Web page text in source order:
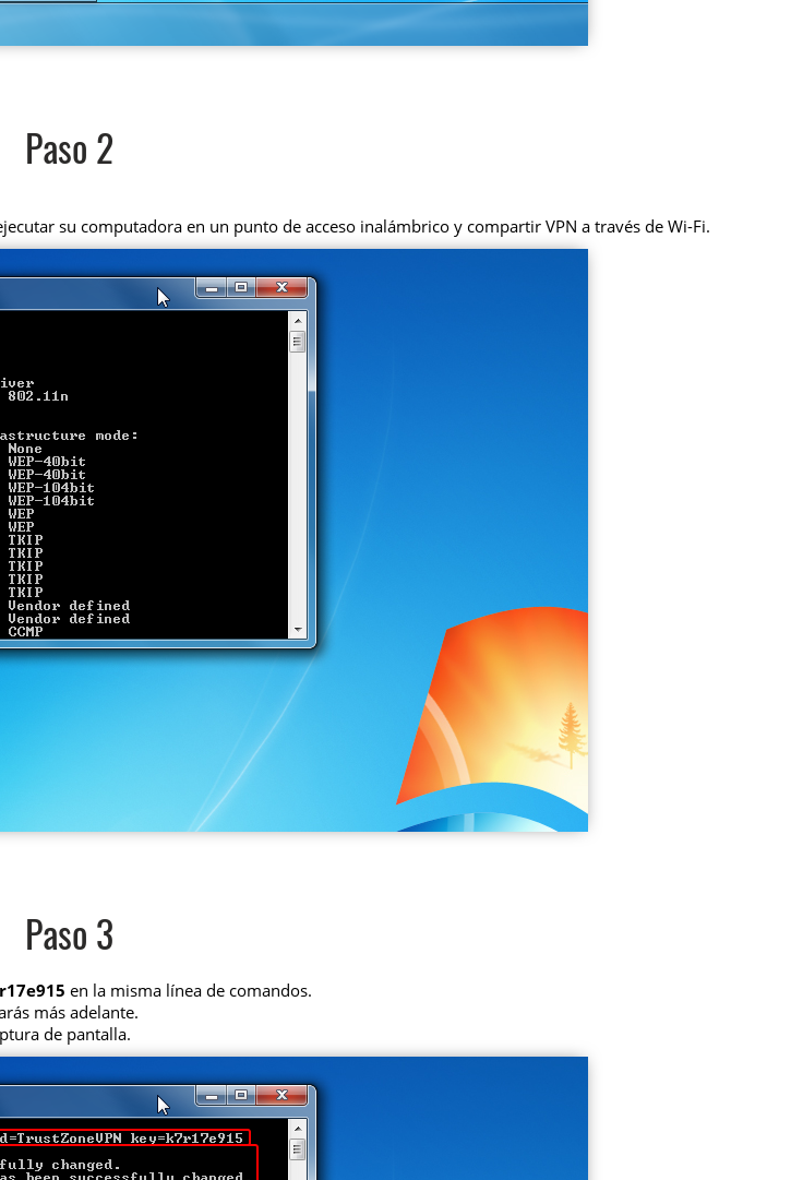
Paso 2
su computadora en un punto de acceso inalámbrico y compartir VPN a través de Wi-Fi.
Paso 3
en la misma línea de comandos.
más adelante.
de pantalla.